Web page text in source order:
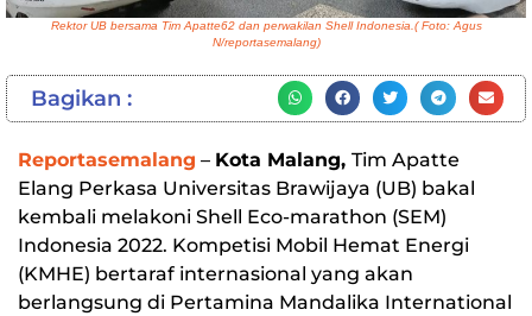
Rektor UB bersama Tim Apatte62 dan perwakilan Shell Indonesia.( Foto: Agus
N/reportasemalang)
Bagikan :
Reportasemalang – Kota Malang, Tim Apatte
Elang Perkasa Universitas Brawijaya (UB) bakal
kembali melakoni Shell Eco-marathon (SEM)
Indonesia 2022. Kompetisi Mobil Hemat Energi
(KMHE) bertaraf internasional yang akan
berlangsung di Pertamina Mandalika International